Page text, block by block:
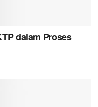
dalam Proses